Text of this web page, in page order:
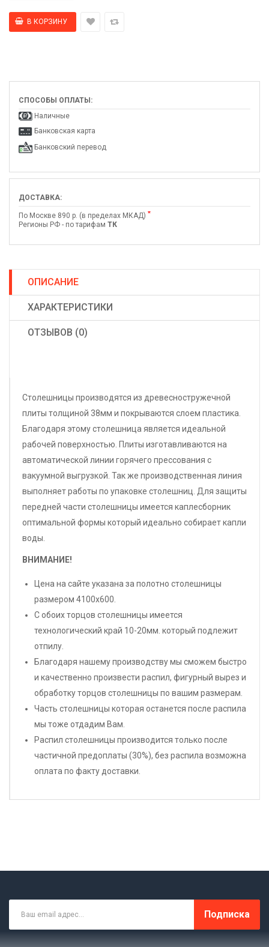
СПОСОБЫ ОПЛАТЫ:
Наличные
Банковская карта
Банковский перевод
ДОСТАВКА:
По Москве 890 р. (в пределах МКАД) *
Регионы РФ - по тарифам ТК
ОПИСАНИЕ
ХАРАКТЕРИСТИКИ
ОТЗЫВОВ (0)
Столешницы производятся из древесностружечной
плиты толщиной 38мм и покрываются слоем пластика.
Благодаря этому столешница является идеальной
рабочей поверхностью. Плиты изготавливаются на
автоматической линии горячего прессования с
вакуумной выгрузкой. Так же производственная линия
выполняет работы по упаковке столешниц. Для защиты
передней части столешницы имеется каплесборник
оптимальной формы который идеально собирает капли
воды.
ВНИМАНИЕ!
Цена на сайте указана за полотно столешницы
размером 4100х600.
С обоих торцов столешницы имеется
технологический край 10-20мм. который подлежит
отпилу.
Благодаря нашему производству мы сможем быстро
и качественно произвести распил, фигурный вырез и
обработку торцов столешницы по вашим размерам.
Часть столешницы которая останется после распила
мы тоже отдадим Вам.
Распил столешницы производится только после
частичной предоплаты (30%), без распила возможна
оплата по факту доставки.
Подписка